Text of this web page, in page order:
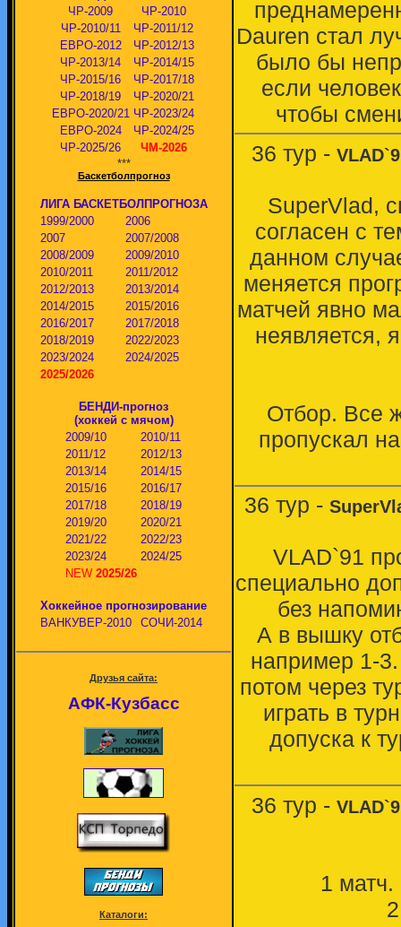
ЧР-2009
ЧР-2010
ЧР-2010/11
ЧР-2011/12
ЕВРО-2012
ЧР-2012/13
ЧР-2013/14
ЧР-2014/15
ЧР-2015/16
ЧР-2017/18
ЧР-2018/19
ЧР-2020/21
ЕВРО-2020/21 ЧР-2023/24
ЕВРО-2024
ЧР-2024/25
ЧР-2025/26
ЧМ-2026
***
Баскетболпрогноз
ЛИГА БАСКЕТБОЛПРОГНОЗА
1999/2000
2006
2007
2007/2008
2008/2009
2009/2010
2010/2011
2011/2012
2012/2013
2013/2014
2014/2015
2015/2016
2016/2017
2017/2018
2018/2019
2022/2023
2023/2024
2024/2025
2025/2026
БЕНДИ-прогноз
(хоккей с мячом)
2009/10
2010/11
2011/12
2012/13
2013/14
2014/15
2015/16
2016/17
2017/18
2018/19
2019/20
2020/21
2021/22
2022/23
2023/24
2024/25
NEW 2025/26
Хоккейное прогнозирование
ВАНКУВЕР-2010
СОЧИ-2014
Друзья сайта:
АФК-Кузбасс
Каталоги:
Dauren стал
было бы
если
чтобы
36 тур -
SuperVlad,
согласен с
данном
меняется
матчей явно
неявляется,
Отбор. Все
пропускал
36 тур -
VLAD`91
специально
без
А в вышку
например 1-
потом через
играть в
допуска к
36 тур -
1